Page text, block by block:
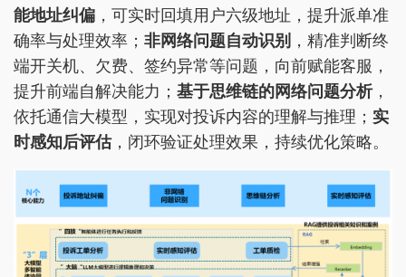
能地址纠偏 ，可实时回填用户六级地址，提升派单准
确率与处理效率； 非网络问题自动识别 ，精准判断终
端开关机、欠费、签约异常等问题，向前赋能客服，
提升前端自解决能力； 基于思维链的网络问题分析，
依托通信大模型，实现对投诉内容的理解与推理； 实
时感知后评估，闭环验证处理效果，持续优化策略。